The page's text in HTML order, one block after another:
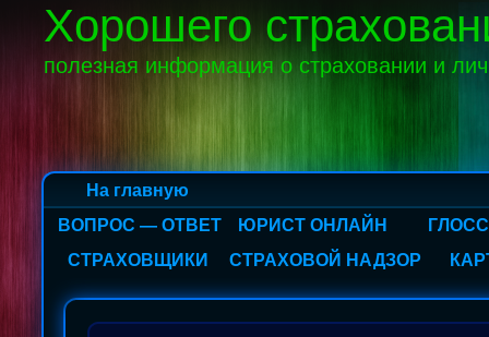
Хорошего
полезная информация о страховании и
На главную
ВОПРОС — ОТВЕТ
ЮРИСТ ОНЛАЙН
СТРАХОВЩИКИ
СТРАХОВОЙ НАДЗОР